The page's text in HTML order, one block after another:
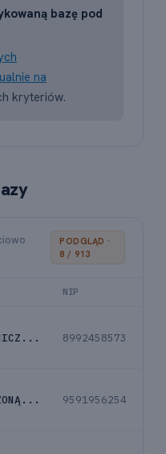
bazę pod
na
kryteriów.
PODGLĄD ·
8 / 913
NIP
8992458573
9591956254